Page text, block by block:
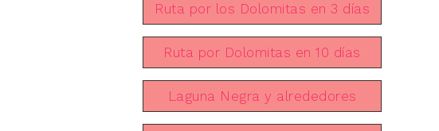
Ruta por los Dolomitas en 3 días
Ruta por Dolomitas en 10 días
Laguna Negra y alrededores